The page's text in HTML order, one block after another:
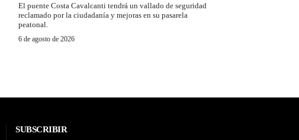
El puente Costa Cavalcanti tendrá un vallado de seguridad
reclamado por la ciudadanía y mejoras en su pasarela
peatonal.
6 de agosto de 2026
SUBSCRIBIR